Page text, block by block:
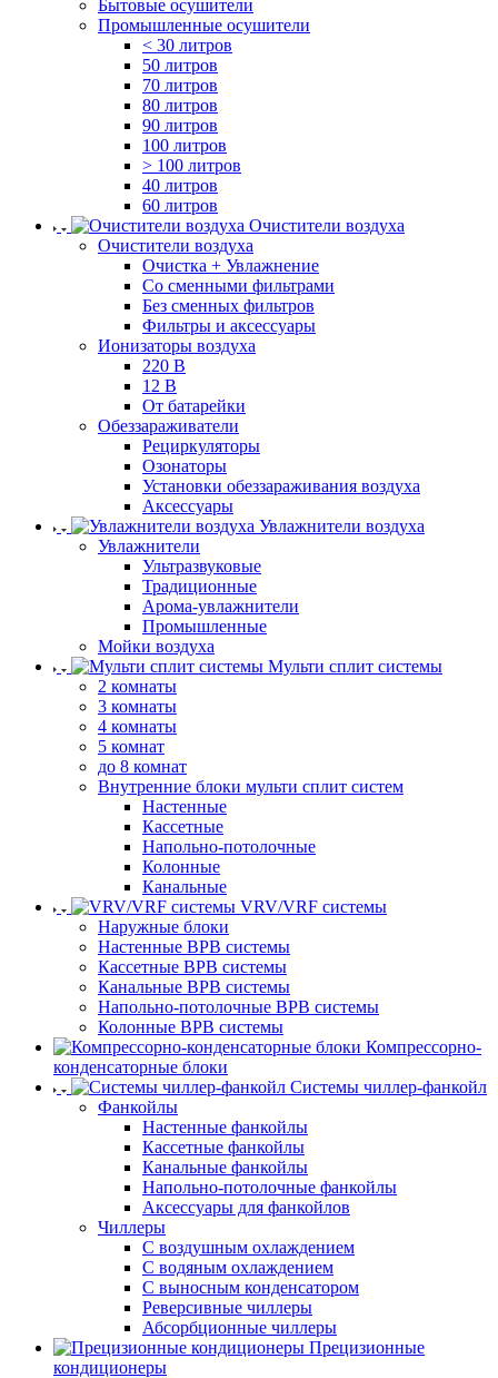
Бытовые осушители
Промышленные осушители
< 30 литров
50 литров
70 литров
80 литров
90 литров
100 литров
> 100 литров
40 литров
60 литров
Очистители воздуха
Очистители воздуха
Очистка + Увлажнение
Cо сменными фильтрами
Без сменных фильтров
Фильтры и аксессуары
Ионизаторы воздуха
220 В
12 В
От батарейки
Обеззараживатели
Рециркуляторы
Озонаторы
Установки обеззараживания воздуха
Аксессуары
Увлажнители воздуха
Увлажнители
Ультразвуковые
Традиционные
Арома-увлажнители
Промышленные
Мойки воздуха
Мульти сплит системы
2 комнаты
3 комнаты
4 комнаты
5 комнат
до 8 комнат
Внутренние блоки мульти сплит систем
Настенные
Кассетные
Напольно-потолочные
Колонные
Канальные
VRV/VRF системы
Наружные блоки
Настенные ВРВ системы
Кассетные ВРВ системы
Канальные ВРВ системы
Напольно-потолочные ВРВ системы
Колонные ВРВ системы
Компрессорно-
конденсаторные блоки
Системы чиллер-фанкойл
Фанкойлы
Настенные фанкойлы
Кассетные фанкойлы
Канальные фанкойлы
Напольно-потолочные фанкойлы
Аксессуары для фанкойлов
Чиллеры
С воздушным охлаждением
С водяным охлаждением
С выносным конденсатором
Реверсивные чиллеры
Абсорбционные чиллеры
Прецизионные
кондиционеры